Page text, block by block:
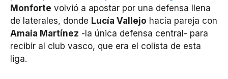
Monforte volvió a apostar por una defensa llena
de laterales, donde Lucía Vallejo hacía pareja con
Amaia Martínez -la única defensa central- para
recibir al club vasco, que era el colista de esta
liga.